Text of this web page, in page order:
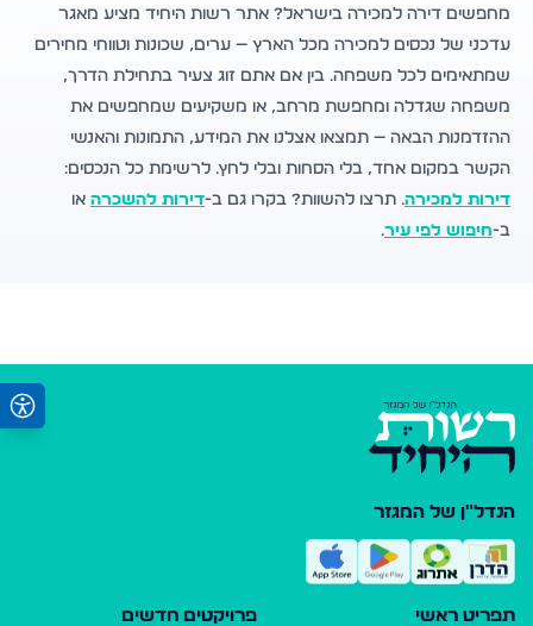
מחפשים דירה למכירה בישראל? אתר רשות היחיד מציע מאגר
עדכני של נכסים למכירה מכל הארץ — ערים, שכונות וטווחי מחירים
שמתאימים לכל משפחה. בין אם אתם זוג צעיר בתחילת הדרך,
משפחה שגדלה ומחפשת מרחב, או משקיעים שמחפשים את
ההזדמנות הבאה — תמצאו אצלנו את המידע, התמונות והאנשי
הקשר במקום אחד, בלי הסחות ובלי לחץ. לרשימת כל הנכסים:
דירות למכירה. תרצו להשוות? בקרו גם ב-דירות להשכרה או
ב-חיפוש לפי עיר.
הנדל"ן של המגזר
תפריט ראשי פרויקטים חדשים